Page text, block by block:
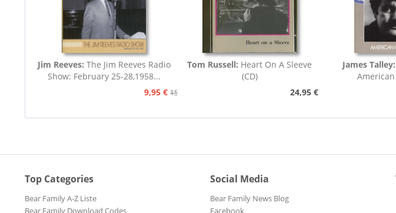
Jim Reeves: The Jim Reeves Radio
Show: February 25-28,1958...
9,95 € 15,95 €
Tom Russell: Heart On A Sleeve
(CD)
24,95 €
James Talley:
Top Categories
Bear Family A-Z Liste
Bear Family Download Codes
Social Media
Bear Family News Blog
Facebook